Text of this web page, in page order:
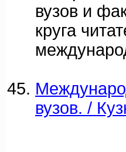
вузов и
круга
вузов. /